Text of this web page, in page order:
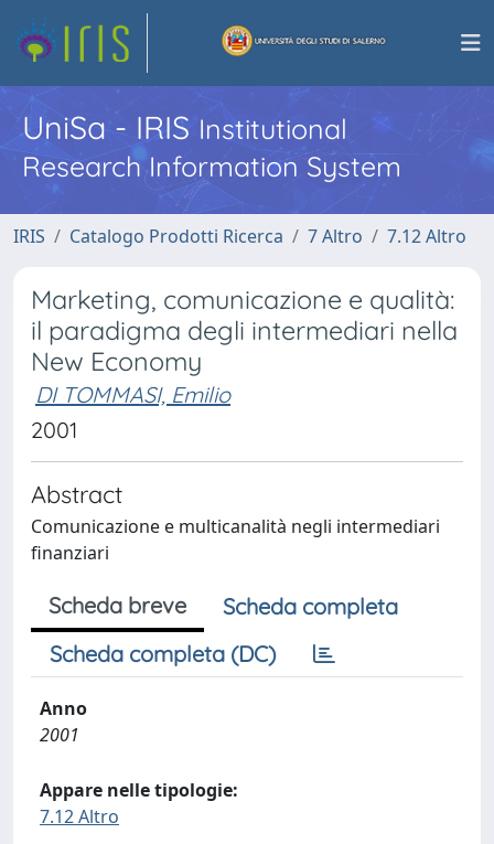
UniSa - IRISInstitutional
Research Information System
IRIS Catalogo Prodotti Ricerca 7 Altro 7.12 Altro
Marketing, comunicazione e qualità:
il paradigma degli intermediari nella
New Economy
DI TOMMASI, Emilio
2001
Abstract
Comunicazione e multicanalità negli intermediari
finanziari
Scheda breve
Scheda completa
Scheda completa (DC)
Anno
2001
Appare nelle tipologie:
7.12 Altro